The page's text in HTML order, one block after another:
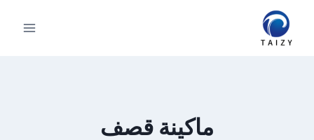
التجاوز
المحتوى
ماكينة قصف